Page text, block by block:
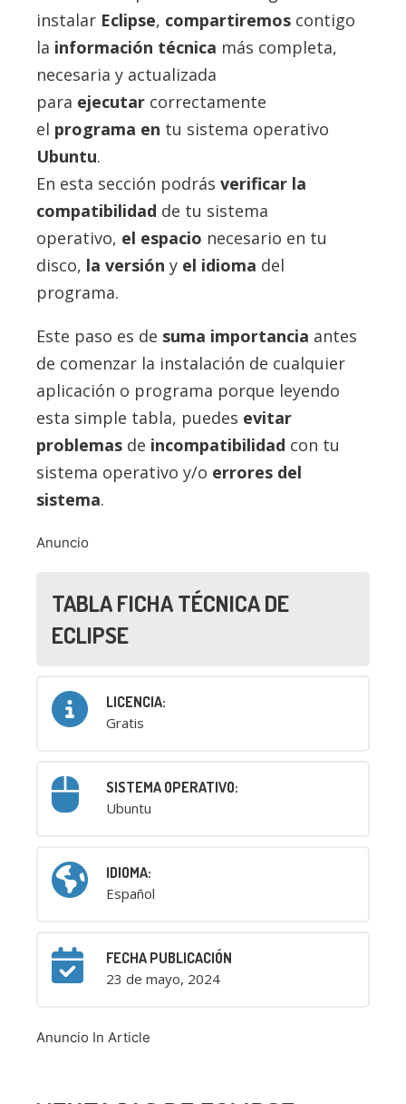
instalar Eclipse, compartiremos contigo
la información técnica más completa,
necesaria y actualizada
para ejecutar correctamente
el programa en tu sistema operativo
Ubuntu.
En esta sección podrás verificar la
compatibilidad de tu sistema
operativo, el espacio necesario en tu
disco, la versión y el idioma del
programa.
Este paso es de suma importancia antes
de comenzar la instalación de cualquier
aplicación o programa porque leyendo
esta simple tabla, puedes evitar
problemas de incompatibilidad con tu
sistema operativo y/o errores del
sistema.
Anuncio
TABLA FICHA TÉCNICA DE
ECLIPSE
LICENCIA:
Gratis
SISTEMA OPERATIVO:
Ubuntu
IDIOMA:
Español
FECHA PUBLICACIÓN
23 de mayo, 2024
Anuncio In Article